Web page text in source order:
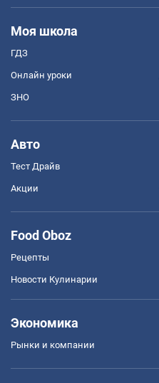
Моя школа
ГДЗ
Онлайн уроки
ЗНО
Авто
Тест Драйв
Акции
Food Oboz
Рецепты
Новости Кулинарии
Экономика
Рынки и компании